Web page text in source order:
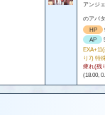
アンジ
のアバ
HP
AP
り7) 特
痺れ(残
(18.00,